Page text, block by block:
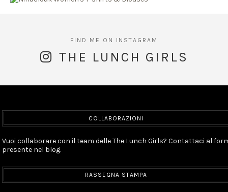
THE LUNCH GIRLS
COLLABORAZIONI
Vuoi collaborare con il team delle The Lunch Girls? Contattaci al
presente nel blog.
RASSEGNA STAMPA